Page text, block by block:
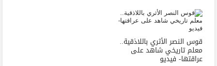
قوس النصر الأثري باللاذقية..
معلم تاريخي شاهد على
عراقتها- فيديو